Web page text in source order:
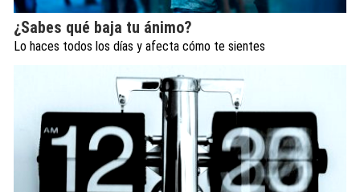
¿Sabes qué baja tu ánimo?
Lo haces todos los días y afecta cómo te sientes